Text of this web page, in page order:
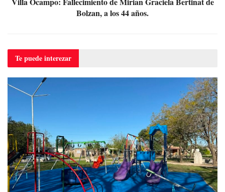
Bolzan, a los 44 años.
Te puedeinterezar